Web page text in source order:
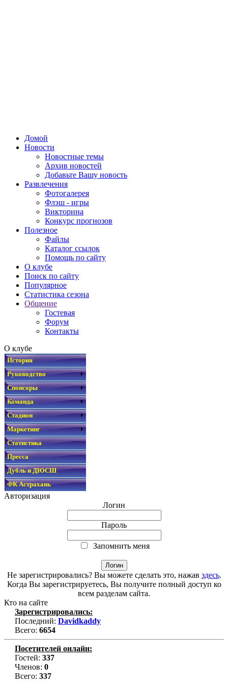
Домой
Новости
Новостные темы
Архив новостей
Добавьте Вашу новость
Развлечения
Фотогалерея
Флэш - игры
Викторина
Конкурс прогнозов
Полезное
Файлы
Каталог ссылок
Помощь по сайту
О клубе
Поиск по сайту
Популярное
Статистика сезона
Общение
Гостевая
Форум
Контакты
О клубе
История
Руководство
Спонсоры
Команда
Стадион
Маркетинг
Статистика
Пресса
Дубль и ДЮСШ
ФК Астрахань
Авторизация
Логин
Пароль
Запомнить меня
Не зарегистрировались? Вы можете сделать это, нажав здесь.
Когда Вы зарегистрируетесь, Вы получите полный доступ ко
всем разделам сайта.
Кто на сайте
Зарегистрировались:
Последний: Davidkaddy
Всего: 6654
Посетителей онлайн:
Гостей: 337
Членов: 0
Всего: 337